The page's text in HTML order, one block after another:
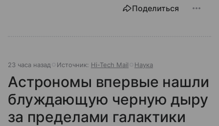
Поделиться
23 часа назад Источник: Hi-Tech Mail Наука
Астрономы впервые нашли
блуждающую черную дыру
за пределами галактики